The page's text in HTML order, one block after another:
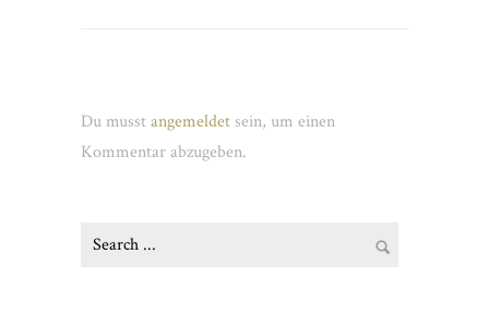
Du musstangemeldet sein, um einen
Kommentar abzugeben.